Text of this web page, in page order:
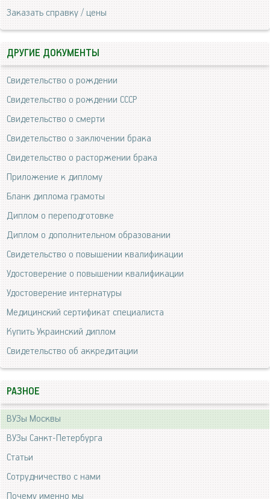
Заказать справку / цены
ДРУГИЕ ДОКУМЕНТЫ
Свидетельство о рождении
Свидетельство о рождении СССР
Свидетельство о смерти
Свидетельство о заключении брака
Свидетельство о расторжении брака
Приложение к диплому
Бланк диплома грамоты
Диплом о переподготовке
Диплом о дополнительном образовании
Свидетельство о повышении квалификации
Удостоверение о повышении квалификации
Удостоверение интернатуры
Медицинский сертификат специалиста
Купить Украинский диплом
Свидетельство об аккредитации
РАЗНОЕ
ВУЗы Москвы
ВУЗы Санкт-Петербурга
Статьи
Сотрудничество с нами
Почему именно мы